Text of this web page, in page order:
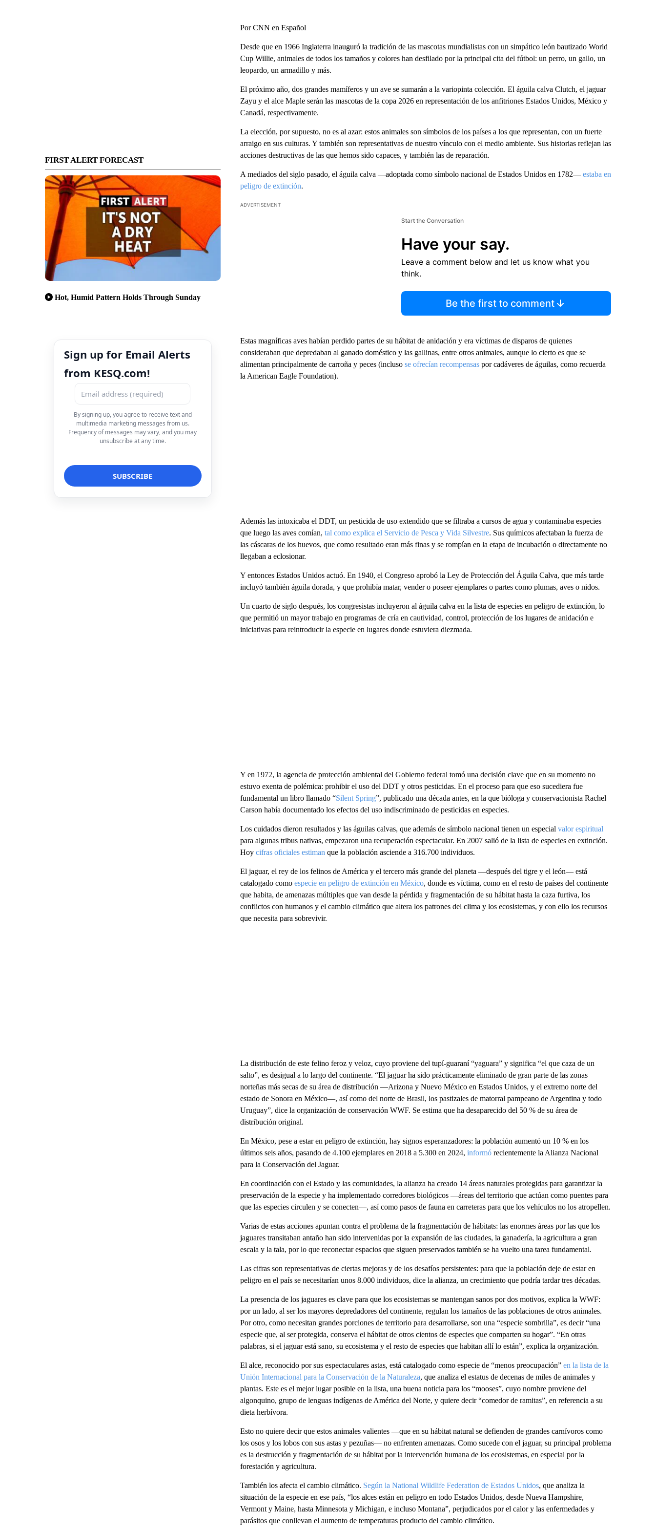
FIRST ALERT FORECAST
Hot, Humid Pattern Holds Through Sunday
Sign up for Email Alerts
from KESQ.com!
By signing up, you agree to receive text and
multimedia marketing messages from us.
Frequency of messages may vary, and you may
unsubscribe at any time.
Por CNN en Español
Desde que en 1966 Inglaterra inauguró la tradición de las mascotas mundialistas con un simpático león bautizado World
Cup Willie, animales de todos los tamaños y colores han desfilado por la principal cita del fútbol: un perro, un gallo, un
leopardo, un armadillo y más.
El próximo año, dos grandes mamíferos y un ave se sumarán a la variopinta colección. El águila calva Clutch, el jaguar
Zayu y el alce Maple serán las mascotas de la copa 2026 en representación de los anfitriones Estados Unidos, México y
Canadá, respectivamente.
La elección, por supuesto, no es al azar: estos animales son símbolos de los países a los que representan, con un fuerte
arraigo en sus culturas. Y también son representativas de nuestro vínculo con el medio ambiente. Sus historias reflejan las
acciones destructivas de las que hemos sido capaces, y también las de reparación.
A mediados del siglo pasado, el águila calva —adoptada como símbolo nacional de Estados Unidos en 1782— estaba en
peligro de extinción.
ADVERTISEMENT
Start the Conversation
Have your say.
Leave a comment below and let us know what you
think.
Be the first to comment
Estas magníficas aves habían perdido partes de su hábitat de anidación y era víctimas de disparos de quienes
consideraban que depredaban al ganado doméstico y las gallinas, entre otros animales, aunque lo cierto es que se
alimentan principalmente de carroña y peces (incluso se ofrecían recompensaspor cadáveres de águilas, como recuerda
la American Eagle Foundation).
Además las intoxicaba el DDT, un pesticida de uso extendido que se filtraba a cursos de agua y contaminaba especies
que luego las aves comían, tal como explica el Servicio de Pesca y Vida Silvestre. Sus químicos afectaban la fuerza de
las cáscaras de los huevos, que como resultado eran más finas y se rompían en la etapa de incubación o directamente no
llegaban a eclosionar.
Y entonces Estados Unidos actuó. En 1940, el Congreso aprobó la Ley de Protección del Águila Calva, que más tarde
incluyó también águila dorada, y que prohibía matar, vender o poseer ejemplares o partes como plumas, aves o nidos.
Un cuarto de siglo después, los congresistas incluyeron al águila calva en la lista de especies en peligro de extinción, lo
que permitió un mayor trabajo en programas de cría en cautividad, control, protección de los lugares de anidación e
iniciativas para reintroducir la especie en lugares donde estuviera diezmada.
Y en 1972, la agencia de protección ambiental del Gobierno federal tomó una decisión clave que en su momento no
estuvo exenta de polémica: prohibir el uso del DDT y otros pesticidas. En el proceso para que eso sucediera fue
fundamental un libro llamado “Silent Spring”, publicado una década antes, en la que bióloga y conservacionista Rachel
Carson había documentado los efectos del uso indiscriminado de pesticidas en especies.
Los cuidados dieron resultados y las águilas calvas, que además de símbolo nacional tienen un especial valor espiritual
para algunas tribus nativas, empezaron una recuperación espectacular. En 2007 salió de la lista de especies en extinción.
Hoycifras oficiales estiman que la población asciende a 316.700 individuos.
El jaguar, el rey de los felinos de América y el tercero más grande del planeta —después del tigre y el león— está
catalogado como especie en peligro de extinción en México, donde es víctima, como en el resto de países del continente
que habita, de amenazas múltiples que van desde la pérdida y fragmentación de su hábitat hasta la caza furtiva, los
conflictos con humanos y el cambio climático que altera los patrones del clima y los ecosistemas, y con ello los recursos
que necesita para sobrevivir.
La distribución de este felino feroz y veloz, cuyo proviene del tupí-guaraní “yaguara” y significa “el que caza de un
salto”, es desigual a lo largo del continente. “El jaguar ha sido prácticamente eliminado de gran parte de las zonas
norteñas más secas de su área de distribución —Arizona y Nuevo México en Estados Unidos, y el extremo norte del
estado de Sonora en México—, así como del norte de Brasil, los pastizales de matorral pampeano de Argentina y todo
Uruguay”, dice la organización de conservación WWF. Se estima que ha desaparecido del 50 % de su área de
distribución original.
En México, pese a estar en peligro de extinción, hay signos esperanzadores: la población aumentó un 10 % en los
últimos seis años, pasando de 4.100 ejemplares en 2018 a 5.300 en 2024, informórecientemente la Alianza Nacional
para la Conservación del Jaguar.
En coordinación con el Estado y las comunidades, la alianza ha creado 14 áreas naturales protegidas para garantizar la
preservación de la especie y ha implementado corredores biológicos —áreas del territorio que actúan como puentes para
que las especies circulen y se conecten—, así como pasos de fauna en carreteras para que los vehículos no los atropellen.
Varias de estas acciones apuntan contra el problema de la fragmentación de hábitats: las enormes áreas por las que los
jaguares transitaban antaño han sido intervenidas por la expansión de las ciudades, la ganadería, la agricultura a gran
escala y la tala, por lo que reconectar espacios que siguen preservados también se ha vuelto una tarea fundamental.
Las cifras son representativas de ciertas mejoras y de los desafíos persistentes: para que la población deje de estar en
peligro en el país se necesitarían unos 8.000 individuos, dice la alianza, un crecimiento que podría tardar tres décadas.
La presencia de los jaguares es clave para que los ecosistemas se mantengan sanos por dos motivos, explica la WWF:
por un lado, al ser los mayores depredadores del continente, regulan los tamaños de las poblaciones de otros animales.
Por otro, como necesitan grandes porciones de territorio para desarrollarse, son una “especie sombrilla”, es decir “una
especie que, al ser protegida, conserva el hábitat de otros cientos de especies que comparten su hogar”. “En otras
palabras, si el jaguar está sano, su ecosistema y el resto de especies que habitan allí lo están”, explica la organización.
El alce, reconocido por sus espectaculares astas, está catalogado como especie de “menos preocupación” en la lista de la
Unión Internacional para la Conservación de la Naturaleza, que analiza el estatus de decenas de miles de animales y
plantas. Este es el mejor lugar posible en la lista, una buena noticia para los “mooses”, cuyo nombre proviene del
algonquino, grupo de lenguas indígenas de América del Norte, y quiere decir “comedor de ramitas”, en referencia a su
dieta herbívora.
Esto no quiere decir que estos animales valientes —que en su hábitat natural se defienden de grandes carnívoros como
los osos y los lobos con sus astas y pezuñas— no enfrenten amenazas. Como sucede con el jaguar, su principal problema
es la destrucción y fragmentación de su hábitat por la intervención humana de los ecosistemas, en especial por la
forestación y agricultura.
También los afecta el cambio climático. Según la National Wildlife Federation de Estados Unidos, que analiza la
situación de la especie en ese país, “los alces están en peligro en todo Estados Unidos, desde Nueva Hampshire,
Vermont y Maine, hasta Minnesota y Michigan, e incluso Montana”, perjudicados por el calor y las enfermedades y
parásitos que conllevan el aumento de temperaturas producto del cambio climático.